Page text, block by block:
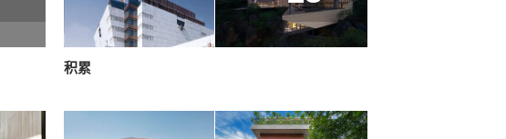
积累